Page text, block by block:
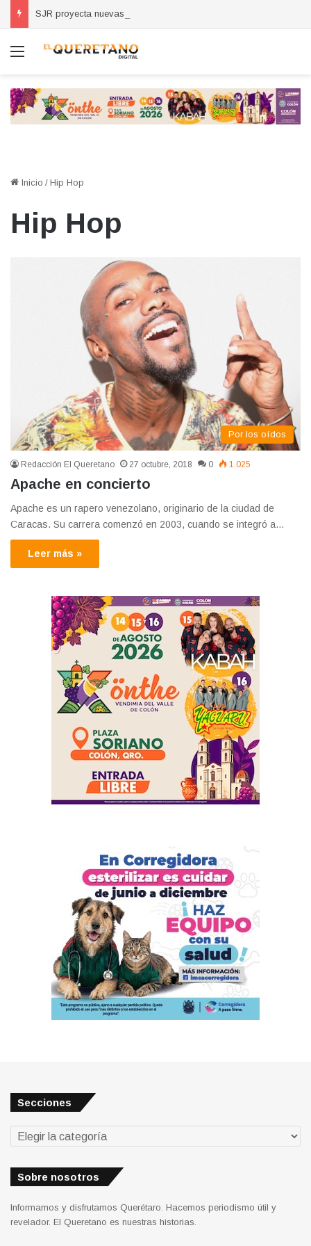
Menú
Inicio / Hip Hop
Hip Hop
Por los oídos
Redacción El Queretano 27 octubre, 2018 0 1.025
Apache en concierto
Apache es un rapero venezolano, originario de la ciudad de
Caracas. Su carrera comenzó en 2003, cuando se integró a…
Leer más »
Secciones
Secciones
Sobre nosotros
Informamos y disfrutamos Querétaro. Hacemos periodismo útil y
revelador. El Queretano es nuestras historias.